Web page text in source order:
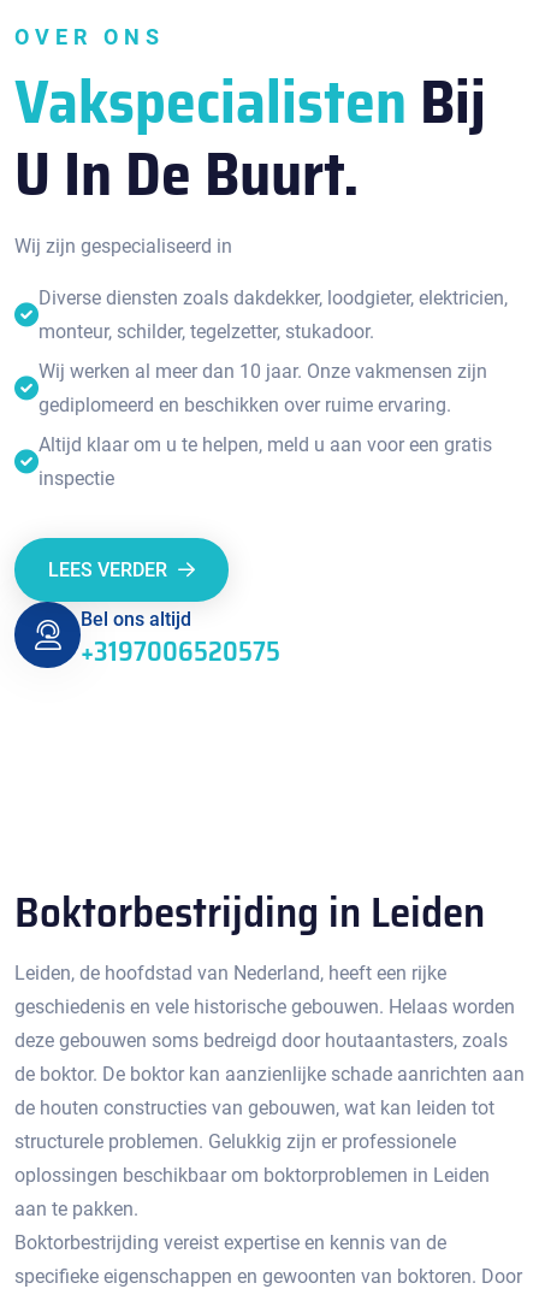
OVER ONS
Vakspecialisten Bij
U In De Buurt.
Wij zijn gespecialiseerd in
Diverse diensten zoals dakdekker, loodgieter, elektricien,
monteur, schilder, tegelzetter, stukadoor.
Wij werken al meer dan 10 jaar. Onze vakmensen zijn
gediplomeerd en beschikken over ruime ervaring.
Altijd klaar om u te helpen, meld u aan voor een gratis
inspectie
LEES VERDER
Bel ons altijd
+3197006520575
Boktorbestrijding in Leiden
Leiden, de hoofdstad van Nederland, heeft een rijke
geschiedenis en vele historische gebouwen. Helaas worden
deze gebouwen soms bedreigd door houtaantasters, zoals
de boktor.​ De boktor kan aanzienlijke schade aanrichten aan
de houten constructies van gebouwen, wat kan leiden tot
structurele problemen.​ Gelukkig zijn er professionele
oplossingen beschikbaar om boktorproblemen in Leiden
aan te pakken.​
Boktorbestrijding vereist expertise en kennis van de
specifieke eigenschappen en gewoonten van boktoren.​ Door